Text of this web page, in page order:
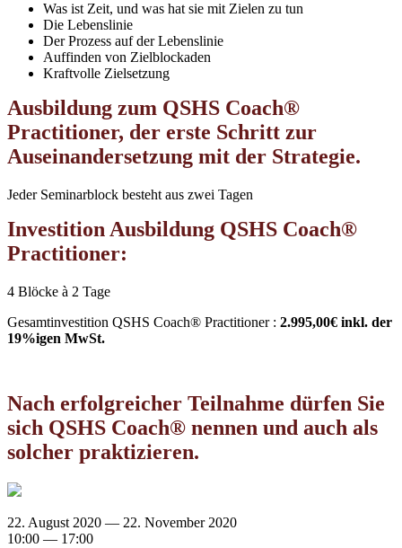
Was ist Zeit, und was hat sie mit Zielen zu tun
Die Lebenslinie
Der Prozess auf der Lebenslinie
Auffinden von Zielblockaden
Kraftvolle Zielsetzung
Ausbildung zum QSHS Coach®
Practitioner, der erste Schritt zur
Auseinandersetzung mit der Strategie.
Jeder Seminarblock besteht aus zwei Tagen
Investition Ausbildung QSHS Coach®
Practitioner:
4 Blöcke à 2 Tage
Gesamtinvestition QSHS Coach® Practitioner : 2.995,00€ inkl. der
19%igen MwSt.
Nach erfolgreicher Teilnahme dürfen Sie
sich QSHS Coach® nennen und auch als
solcher praktizieren.
22. August 2020 — 22. November 2020
10:00 — 17:00